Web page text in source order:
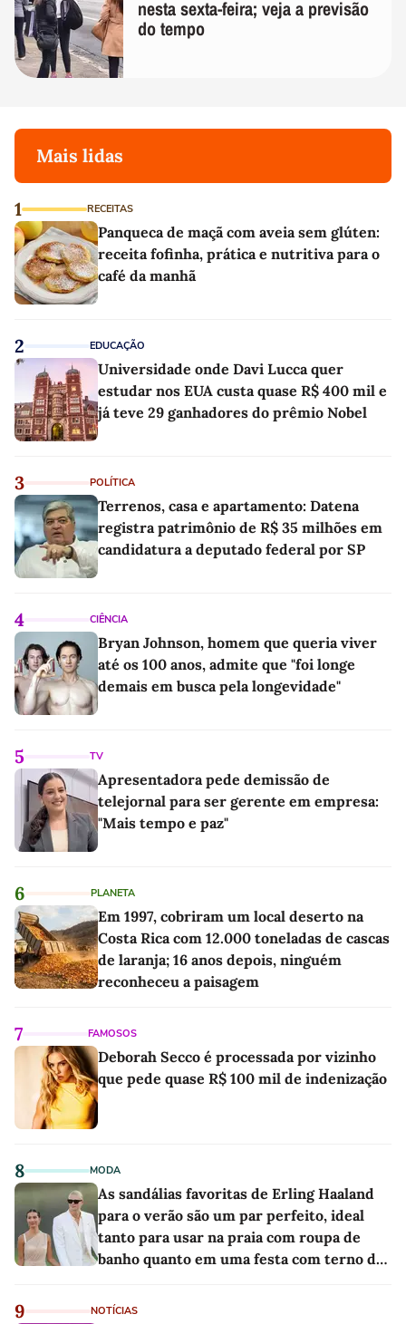
nesta sexta-feira; veja a previsão
do tempo
Mais lidas
1 RECEITAS
Panqueca de maçã com aveia sem glúten:
receita fofinha, prática e nutritiva para o
café da manhã
2 EDUCAÇÃO
Universidade onde Davi Lucca quer
estudar nos EUA custa quase R$ 400 mil e
já teve 29 ganhadores do prêmio Nobel
3 POLÍTICA
Terrenos, casa e apartamento: Datena
registra patrimônio de R$ 35 milhões em
candidatura a deputado federal por SP
4 CIÊNCIA
Bryan Johnson, homem que queria viver
até os 100 anos, admite que "foi longe
demais em busca pela longevidade"
5 TV
Apresentadora pede demissão de
telejornal para ser gerente em empresa:
"Mais tempo e paz"
6 PLANETA
Em 1997, cobriram um local deserto na
Costa Rica com 12.000 toneladas de cascas
de laranja; 16 anos depois, ninguém
reconheceu a paisagem
7 FAMOSOS
Deborah Secco é processada por vizinho
que pede quase R$ 100 mil de indenização
8 MODA
As sandálias favoritas de Erling Haaland
para o verão são um par perfeito, ideal
tanto para usar na praia com roupa de
banho quanto em uma festa com terno de
9 NOTÍCIAS